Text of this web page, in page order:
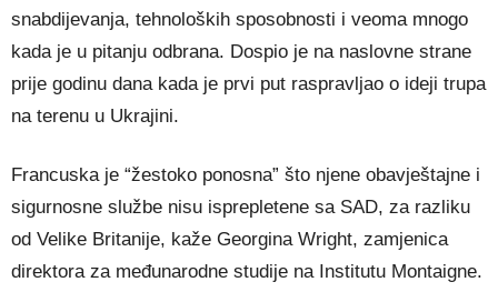
snabdijevanja, tehnoloških sposobnosti i veoma mnogo
kada je u pitanju odbrana. Dospio je na naslovne strane
prije godinu dana kada je prvi put raspravljao o ideji trupa
na terenu u Ukrajini.
Francuska je “žestoko ponosna” što njene obavještajne i
sigurnosne službe nisu isprepletene sa SAD, za razliku
od Velike Britanije, kaže Georgina Wright, zamjenica
direktora za međunarodne studije na Institutu Montaigne.